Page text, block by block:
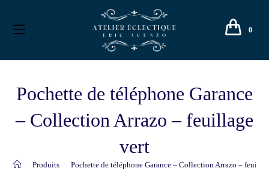
0
Pochette de téléphone Garance
– Collection Arrazo – feuillage
vert
Produits Pochette de téléphone Garance – Collection Arrazo –